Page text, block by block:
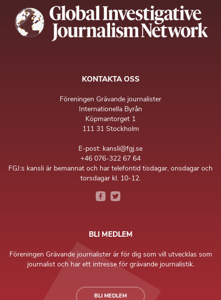
KONTAKTA OSS
Föreningen Grävande journalister
Internationella Byrån
Köpmantorget 1
111 31 Stockholm
E-post: kansli@fgj.se
+46 076-322 67 64
FGJ:s kansli är bemannat och har telefontid tisdagar, onsdagar och
torsdagar kl. 10-12.
BLI MEDLEM
Föreningen Grävande journalister är för dig som vill utvecklas som
journalist och har ett intresse för grävande journalistik.
BLI MEDLEM